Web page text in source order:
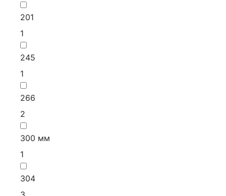
201
1
245
1
266
2
300 мм
1
304